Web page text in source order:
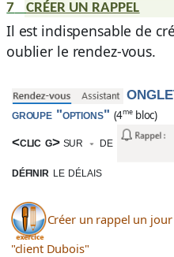
7 CRÉER UN RAPPEL
Il est indispensable de
oublier le rendez-vous.
groupe "options" (4me bloc)
<clic g> sur
de
définir le délais
Créer un rappel un
"client Dubois"